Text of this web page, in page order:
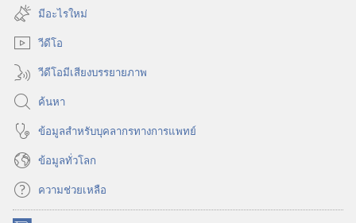
หน้าต่าง
ใหม่)
มีอะไรใหม่
วีดีโอ
วีดีโอมีเสียงบรรยายภาพ
ค้นหา
ข้อมูล​สำหรับ​บุคลากร​ทาง​การ​แพทย์
ข้อมูล​ทั่ว​โลก
ความช่วยเหลือ